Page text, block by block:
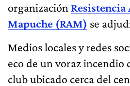
organización Resistencia
Mapuche (RAM) se
Medios locales y redes
eco de un voraz incendio
club ubicado cerca del